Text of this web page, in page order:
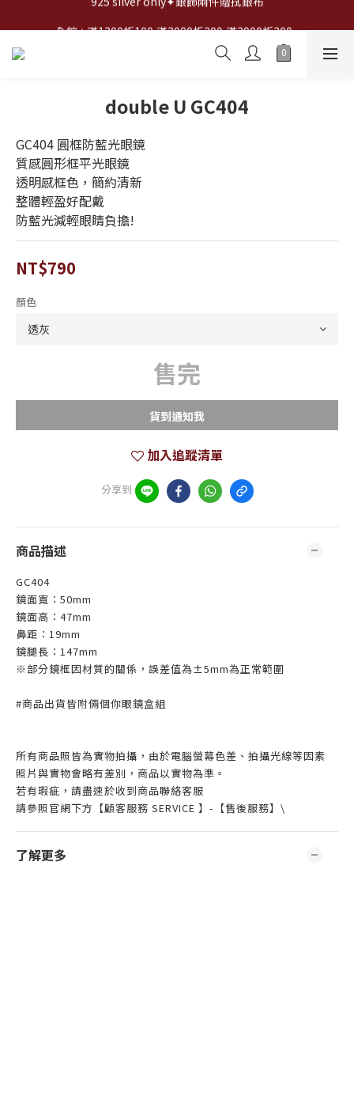
全館✦滿1200折100,滿2000折200,滿3000折300...
double U GC404
GC404 圓框防藍光眼鏡
質感圓形框平光眼鏡
透明感框色，簡約清新
整體輕盈好配戴
防藍光減輕眼睛負擔!
NT$790
顏色
售完
貨到通知我
加入追蹤清單
分享到
商品描述
GC404
鏡面寬：50mm
鏡面高：47mm
鼻距：19mm
鏡腿長：147mm
※部分鏡框因材質的關係，誤差值為±5mm為正常範圍
#商品出貨皆附倆個你眼鏡盒組
所有商品照皆為實物拍攝，由於電腦螢幕色差、拍攝光線等因素
照片與實物會略有差別，商品以實物為準。
若有瑕疵，請盡速於收到商品聯絡客服
請參照官網下方【顧客服務 SERVICE 】-【售後服務】\
了解更多